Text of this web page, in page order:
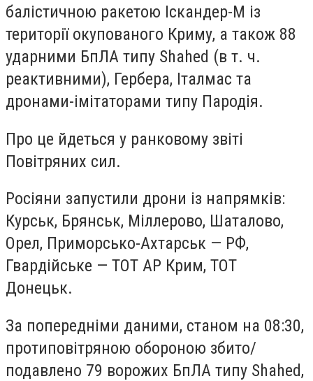
балістичною ракетою Іскандер-М із
території окупованого Криму, а також 88
ударними БпЛА типу Shahed (в т. ч.
реактивними), Гербера, Італмас та
дронами-імітаторами типу Пародія.
Про це йдеться у ранковому звіті
Повітряних сил.
Росіяни запустили дрони із напрямків:
Курськ, Брянськ, Міллерово, Шаталово,
Орел, Приморсько-Ахтарськ — РФ,
Гвардійське — ТОТ АР Крим, ТОТ
Донецьк.
За попередніми даними, станом на 08:30,
протиповітряною обороною збито/
подавлено 79 ворожих БпЛА типу Shahed,